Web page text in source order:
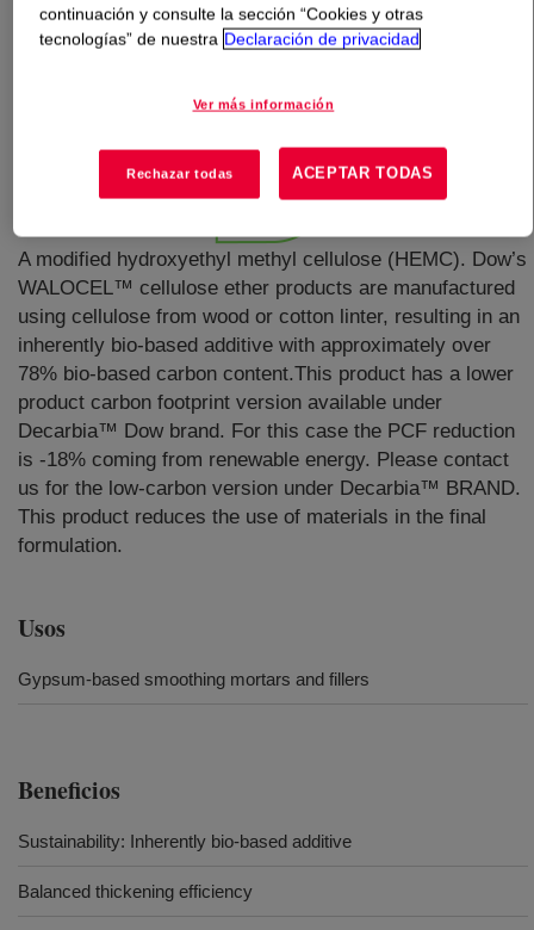
A modified hydroxyethyl methyl cellulose (HEMC). Dow’s
WALOCEL™ cellulose ether products are manufactured
using cellulose from wood or cotton linter, resulting in an
inherently bio-based additive with approximately over
78% bio-based carbon content.This product has a lower
product carbon footprint version available under
Decarbia™ Dow brand. For this case the PCF reduction
is -18% coming from renewable energy. Please contact
us for the low-carbon version under Decarbia™ BRAND.
This product reduces the use of materials in the final
formulation.
Usos
Gypsum-based smoothing mortars and fillers
Beneficios
Sustainability: Inherently bio-based additive
Balanced thickening efficiency
continuación y consulte la sección “Cookies y otras
tecnologías” de nuestra Declaración de privacidad
Ver más información
Rechazar todas ACEPTAR TODAS